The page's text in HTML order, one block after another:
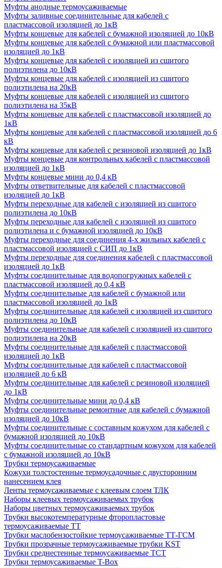
Муфты анодные термоусаживаемые
Муфты заливные соединительные для кабелей с
пластмассовой изоляцией до 1кВ
Муфты концевые для кабелей с бумажной изоляцией до 10кВ
Муфты концевые для кабелей с бумажной или пластмассовой
изоляцией до 1кВ
Муфты концевые для кабелей с изоляцией из сшитого
полиэтилена до 10кВ
Муфты концевые для кабелей с изоляцией из сшитого
полиэтилена на 20кВ
Муфты концевые для кабелей с изоляцией из сшитого
полиэтилена на 35кВ
Муфты концевые для кабелей с пластмассовой изоляцией до
1кВ
Муфты концевые для кабелей с пластмассовой изоляцией до 6
кВ
Муфты концевые для кабелей с резиновой изоляцией до 1кВ
Муфты концевые для контрольных кабелей с пластмассовой
изоляцией до 1кВ
Муфты концевые мини до 0,4 кВ
Муфты ответвительные для кабелей с пластмассовой
изоляцией до 1кВ
Муфты переходные для кабелей с изоляцией из сшитого
полиэтилена до 10кВ
Муфты переходные для кабелей с изоляцией из сшитого
полиэтилена и с бумажной изоляцией до 10кВ
Муфты переходные для соединения 4-х жильных кабелей с
пластмассовой изоляцией с СИП до 1кВ
Муфты переходные для соединения кабелей с пластмассовой
изоляцией до 1кВ
Муфты соединительные для водопогружных кабелей с
пластмассовой изоляцией до 0,4 кВ
Муфты соединительные для кабелей с бумажной или
пластмассовой изоляцией до 1кВ
Муфты соединительные для кабелей с изоляцией из сшитого
полиэтилена до 10кВ
Муфты соединительные для кабелей с изоляцией из сшитого
полиэтилена на 20кВ
Муфты соединительные для кабелей с пластмассовой
изоляцией до 1кВ
Муфты соединительные для кабелей с пластмассовой
изоляцией до 6 кВ
Муфты соединительные для кабелей с резиновой изоляцией
до 1кВ
Муфты соединительные мини до 0,4 кВ
Муфты соединительные ремонтные для кабелей с бумажной
изоляцией до 10кВ
Муфты соединительные с составным кожухом для кабелей с
бумажной изоляцией до 10кВ
Муфты соединительные со стандартным кожухом для кабелей
с бумажной изоляцией до 10кВ
Трубки термоусаживаемые
Кожухи толстостенные термоусадочные с двусторонним
нанесением клея
Ленты термоусаживаемые с клеевым слоем ТЛК
Наборы клеевых термоусаживаемых трубок
Наборы цветных термоусаживаемых трубок
Трубки высокотемпературные фторопластовые
термоусаживаемые ТТ
Трубки маслобензостойкие термоусаживаемые ТТ-ГСМ
Трубки прозрачные термоусаживаемые трубки KST
Трубки среднестенные термоусаживаемые ТСТ
Трубки термоусаживаемые T-Box